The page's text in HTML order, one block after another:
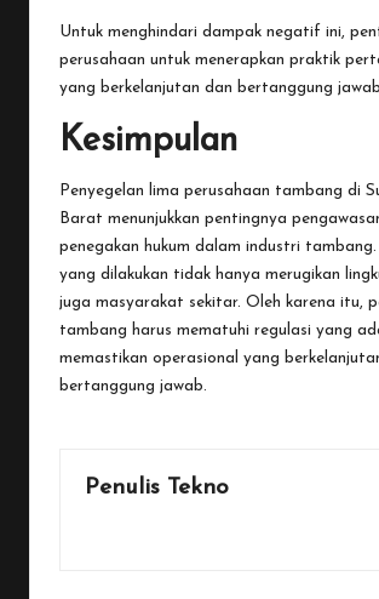
Untuk menghindari dampak negatif ini,
perusahaan untuk menerapkan praktik
yang berkelanjutan dan bertanggung
Kesimpulan
Penyegelan lima perusahaan tambang di
Barat menunjukkan pentingnya
penegakan hukum dalam industri
yang dilakukan tidak hanya merugikan
juga masyarakat sekitar. Oleh karena itu,
tambang harus mematuhi regulasi yang
memastikan operasional yang
bertanggung jawab.
Penulis Tekno